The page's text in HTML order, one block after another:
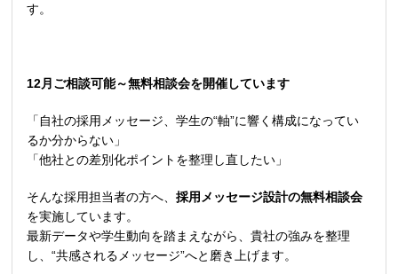
す。
12月ご相談可能～無料相談会を開催しています
「自社の採用メッセージ、学生の“軸”に響く構成になってい
るか分からない」
「他社との差別化ポイントを整理し直したい」
そんな採用担当者の方へ、採用メッセージ設計の無料相談会
を実施しています。
最新データや学生動向を踏まえながら、貴社の強みを整理
し、“共感されるメッセージ”へと磨き上げます。